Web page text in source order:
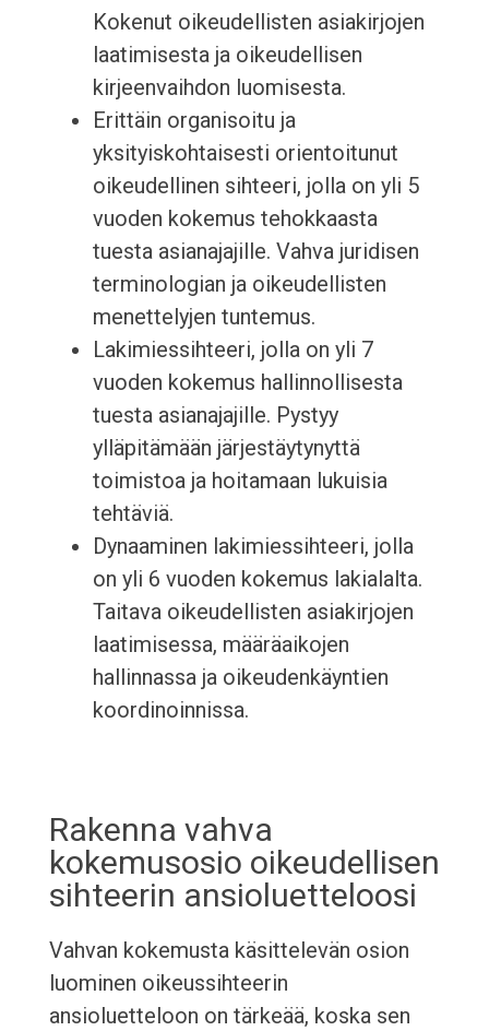
Kokenut oikeudellisten asiakirjojen
laatimisesta ja oikeudellisen
kirjeenvaihdon luomisesta.
Erittäin organisoitu ja
yksityiskohtaisesti orientoitunut
oikeudellinen sihteeri, jolla on yli 5
vuoden kokemus tehokkaasta
tuesta asianajajille. Vahva juridisen
terminologian ja oikeudellisten
menettelyjen tuntemus.
Lakimiessihteeri, jolla on yli 7
vuoden kokemus hallinnollisesta
tuesta asianajajille. Pystyy
ylläpitämään järjestäytynyttä
toimistoa ja hoitamaan lukuisia
tehtäviä.
Dynaaminen lakimiessihteeri, jolla
on yli 6 vuoden kokemus lakialalta.
Taitava oikeudellisten asiakirjojen
laatimisessa, määräaikojen
hallinnassa ja oikeudenkäyntien
koordinoinnissa.
Rakenna vahva
kokemusosio oikeudellisen
sihteerin ansioluetteloosi
Vahvan kokemusta käsittelevän osion
luominen oikeussihteerin
ansioluetteloon on tärkeää, koska sen